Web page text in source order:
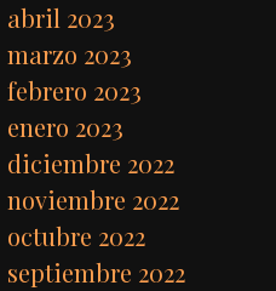
abril 2023
marzo 2023
febrero 2023
enero 2023
diciembre 2022
noviembre 2022
octubre 2022
septiembre 2022